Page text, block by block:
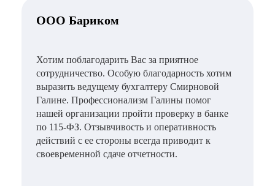
ООО Бариком
Хотим поблагодарить Вас за приятное
сотрудничество. Особую благодарность хотим
выразить ведущему бухгалтеру Смирновой
Галине. Профессионализм Галины помог
нашей организации пройти проверку в банке
по 115-ФЗ. Отзывчивость и оперативность
действий с ее стороны всегда приводит к
своевременной сдаче отчетности.